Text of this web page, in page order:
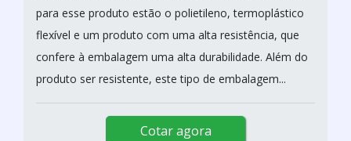
para esse produto estão o polietileno, termoplástico
flexível e um produto com uma alta resistência, que
confere à embalagem uma alta durabilidade. Além do
produto ser resistente, este tipo de embalagem...
Cotar agora